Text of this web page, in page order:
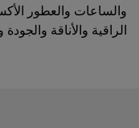
والساعات والعطور
الراقية والأناقة والجودة